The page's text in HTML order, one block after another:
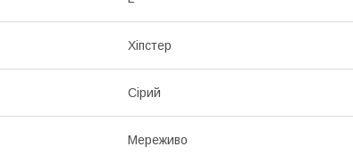
Хіпстер
Сірий
Мереживо